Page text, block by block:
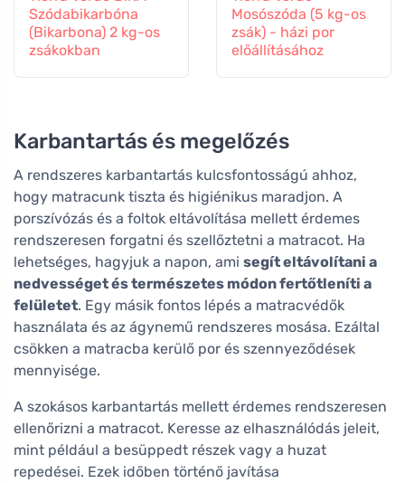
Szódabikarbóna
(Bikarbona) 2 kg-os
zsákokban
Mosószóda (5 kg-os
zsák) - házi por
előállításához
Karbantartás és megelőzés
A rendszeres karbantartás kulcsfontosságú ahhoz,
hogy matracunk tiszta és higiénikus maradjon. A
porszívózás és a foltok eltávolítása mellett érdemes
rendszeresen forgatni és szellőztetni a matracot. Ha
lehetséges, hagyjuk a napon, ami segít eltávolítani a
nedvességet és természetes módon fertőtleníti a
felületet. Egy másik fontos lépés a matracvédők
használata és az ágynemű rendszeres mosása. Ezáltal
csökken a matracba kerülő por és szennyeződések
mennyisége.
A szokásos karbantartás mellett érdemes rendszeresen
ellenőrizni a matracot. Keresse az elhasználódás jeleit,
mint például a besüppedt részek vagy a huzat
repedései. Ezek időben történő javítása